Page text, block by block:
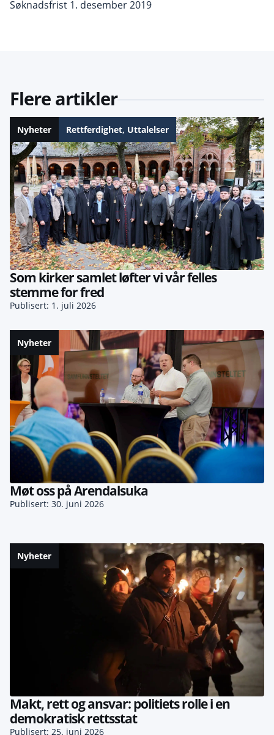
Søknadsfrist 1. desember 2019
Flere artikler
Nyheter Rettferdighet, Uttalelser
Som kirker samlet løfter vi vår felles
stemme for fred
Publisert: 1. juli 2026
Nyheter
Møt oss på Arendalsuka
Publisert: 30. juni 2026
Nyheter
Makt, rett og ansvar: politiets rolle i en
demokratisk rettsstat
Publisert: 25. juni 2026